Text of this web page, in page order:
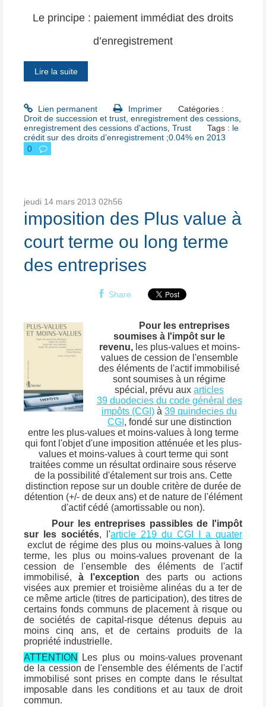
Le principe : paiement immédiat des droits
d’enregistrement
Lire la suite
Lien permanent Imprimer
Catégories :
Droit de succession et trust enregistrement des cessions
enregistrement des cessions d'actions Trust Tags : le
crédit sur des droits d’enregistrement ;0.04% en 2013
0
jeudi 14 mars 2013 02h56
imposition des Plus value à
court terme ou long terme
des entreprises
Share
Pour les entreprises
soumises à l'impôt sur le
revenu,les plus-values et moins-
values de cession de l'ensemble
des éléments de l'actif immobilisé
sont soumises à un régime
spécial, prévu auxarticles
39 duodecies du code général des
impôts (CGI) à39 quindecies du
CGI , fondé sur une distinction
entre les plus-values et moins-values à long terme
qui font l'objet d'une imposition atténuée et les plus-
values et moins-values à court terme qui sont
traitées comme un résultat ordinaire sous réserve
de la possibilité d'étalement sur trois ans. Cette
distinction repose sur un double critère de durée de
détention (+/- de deux ans) et de nature de l'élément
d'actif cédé (amortissable ou non).
Pour les entreprises passibles de l'impôt
sur les sociétés, l'article 219 du CGI I a quater
exclut de régime des plus ou moins-values à long
terme, les plus ou moins-values provenant de la
cession de l'ensemble des éléments de l'actif
immobilisé, à l’exception des parts ou actions
visées aux premier et troisième alinéas du a ter de
ce même article (titres de participation), des titres de
certains fonds communs de placement à risque ou
de sociétés de capital-risque détenus depuis au
moins cinq ans, et de certains produits de la
propriété industrielle.
ATTENTION
Les plus ou moins-values provenant
de la cession de l'ensemble des éléments de l'actif
immobilisé sont prises en compte dans le résultat
imposable dans les conditions et au taux de droit
commun.